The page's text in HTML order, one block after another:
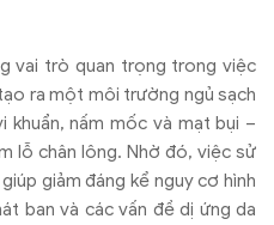
vai trò quan trọng trong việc
ra một môi trường ngủ sạch
khuẩn, nấm mốc và mạt bụi –
lỗ chân lông. Nhờ đó, việc sử
giảm đáng kể nguy cơ hình
ban và các vấn đề dị ứng da